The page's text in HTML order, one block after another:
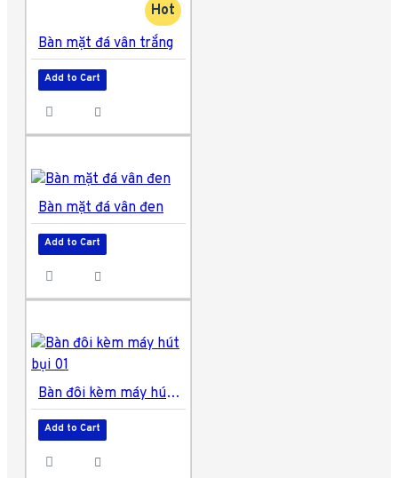
Hot
Bàn mặt đá vân trắng
Add to Cart
Bàn mặt đá vân đen
Add to Cart
Bàn đôi kèm máy hút bụi 01
Add to Cart